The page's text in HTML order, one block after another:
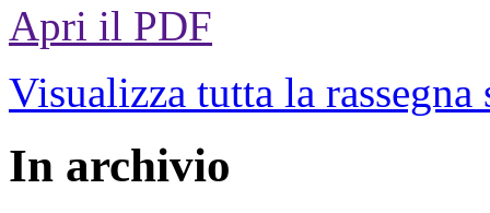
Apri il PDF
Visualizza tutta la rassegna
In archivio